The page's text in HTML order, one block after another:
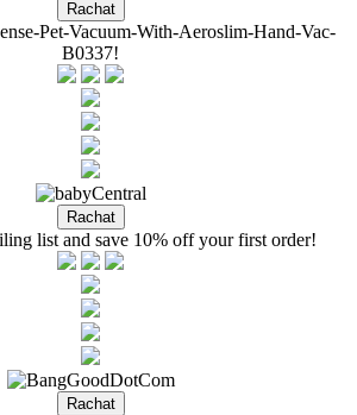
Pet-Vacuum-With-Aeroslim-Hand-Vac-
B0337!
list and save 10% off your first order!